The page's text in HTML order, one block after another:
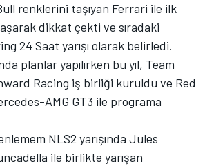
renklerini taşıyan Ferrari ile ilk
dikkat çekti ve sıradaki
24 Saat yarışı olarak belirledi.
planlar yapılırken bu yıl, Team
Racing iş birliği kuruldu ve Red
AMG GT3 ile programa
NLS2 yarışında Jules
ile birlikte yarışan